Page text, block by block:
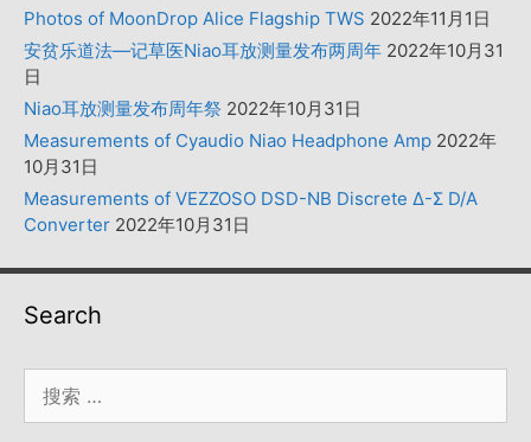
Photos of MoonDrop Alice Flagship TWS 2022年11月1日
安贫乐道法—记草医Niao耳放测量发布两周年 2022年10月31
日
Niao耳放测量发布周年祭 2022年10月31日
Measurements of Cyaudio Niao Headphone Amp 2022年
10月31日
Measurements of VEZZOSO DSD-NB Discrete Δ-Σ D/A
Converter 2022年10月31日
Search
索：